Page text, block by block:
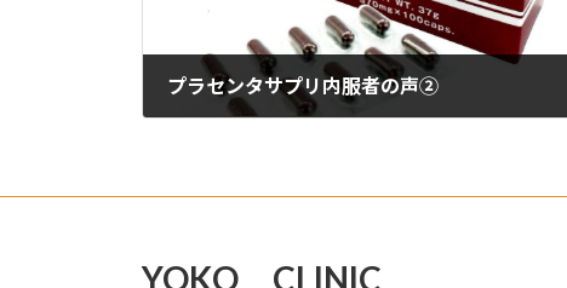
プラセンタサプリ内服者の声②
YOKO CLINIC